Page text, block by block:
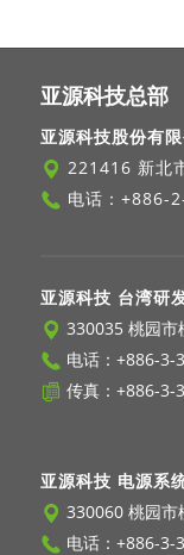
亚源科技总部
亚源科技股份有
221416 新北
电话： +886-
亚源科技 台湾研
330035 桃园市
电话： +886-3-
传真：+886-3-
亚源科技 电源系
330060 桃园市
电话： +886-3-